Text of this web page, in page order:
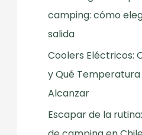
camping: cómo
salida
Coolers Eléctricos:
y Qué Temperatura
Alcanzar
Escapar de la